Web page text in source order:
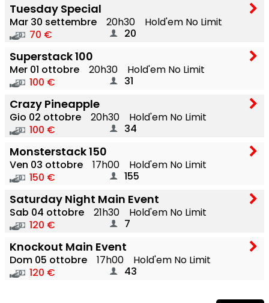
Mar 30 settembre 20h30
Tuesday Special
Hold'em No Limit
70 €
20
Mer 01 ottobre 20h30
Superstack 100
Hold'em No Limit
100 €
31
Gio 02 ottobre 20h30
Crazy Pineapple
Hold'em No Limit
100 €
34
Ven 03 ottobre 17h00
Monsterstack 150
Hold'em No Limit
150 €
155
Sab 04 ottobre 21h30
Saturday Night Main Event
Hold'em No Limit
120 €
7
Dom 05 ottobre 17h00
Knockout Main Event
Hold'em No Limit
120 €
43